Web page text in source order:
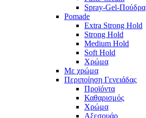
Spray-Gel-Πούδρα
Pomade
Extra Strong Hold
Strong Hold
Medium Hold
Soft Hold
Χρώμα
Με χρώμα
Περιποίηση Γενειάδας
Προϊόντα
Καθαρισμός
Χρώμα
Αξεσουάρ